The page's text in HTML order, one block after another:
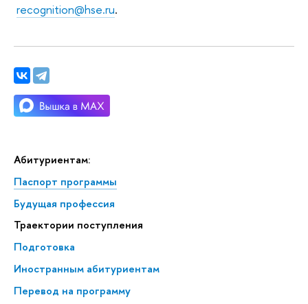
Абитуриентам:
Паспорт программы
Будущая профессия
Траектории поступления
Подготовка
Иностранным абитуриентам
Перевод на программу
recognition@hse.ru.